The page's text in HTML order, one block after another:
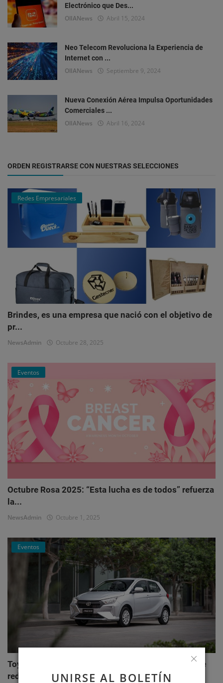
UNIRSE AL BOLETÍN
Electrónico que Des...
OlIANews Abril 15, 2024
Neo Telecom Revoluciona la Experiencia de
Internet con ...
OlIANews Septiembre 9, 2024
Nueva Conexión Aérea Impulsa Oportunidades
Comerciales ...
OlIANews Abril 16, 2024
ORDEN REGISTRARSE CON NUESTRAS SELECCIONES
Redes Empresariales
Brindes, es una empresa que nació con el objetivo de
pr...
NewsAdmin Octubre 28, 2025
Eventos
Octubre Rosa 2025: “Esta lucha es de todos” refuerza
la...
NewsAdmin Octubre 1, 2025
Eventos
Toyota AGYA: el nuevo hatchback de Toyotoshi que
redefi...